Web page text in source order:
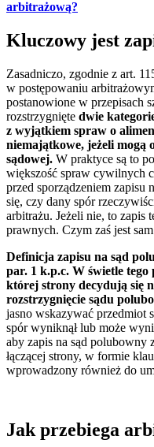
arbitrażową?
Kluczowy jest
Zasadniczo, zgodnie z art.
w postępowaniu
postanowione w przepisach
rozstrzygnięte dwie
z wyjątkiem spraw o
niemajątkowe, jeżeli mogą
sądowej. W praktyce są to
większość spraw cywilnych
przed sporządzeniem zapisu
się, czy dany spór
arbitrażu. Jeżeli nie, to zapis
prawnych. Czym zaś jest
Definicja zapisu na sąd
par. 1 k.p.c. W świetle
której strony decydują się
rozstrzygnięcie sądu
jasno wskazywać przedmiot
spór wyniknął lub może
aby zapis na sąd polubowny
łączącej strony, w formie
wprowadzony również do
Jak przebiega